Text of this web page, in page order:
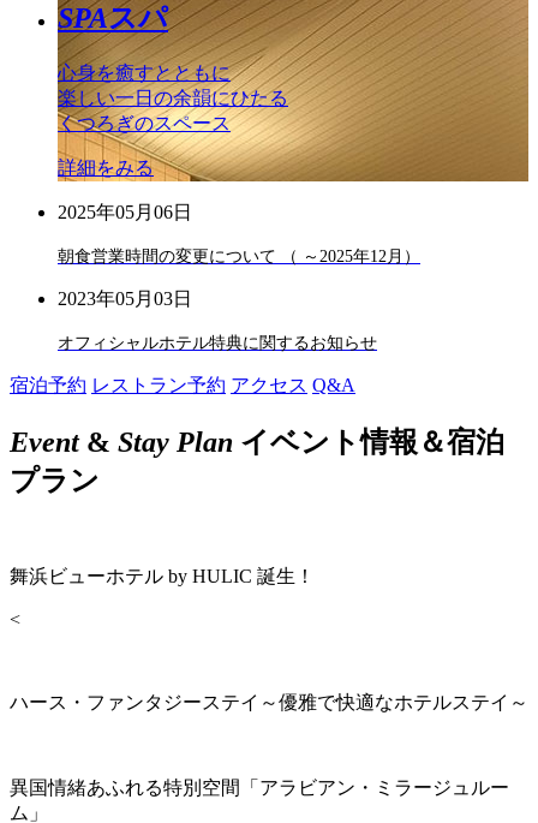
SPAスパ
心身を癒すとともに
楽しい一日の余韻にひたる
くつろぎのスペース
詳細をみる
2025年05月06日
朝食営業時間の変更について （ ～2025年12月）
2023年05月03日
オフィシャルホテル特典に関するお知らせ
宿泊予約 レストラン予約 アクセス Q&A
Event& Stay Plan イベント情報＆宿泊
プラン
舞浜ビューホテル by HULIC 誕生！
<
ハース・ファンタジーステイ～優雅で快適なホテルステイ～
異国情緒あふれる特別空間「アラビアン・ミラージュルー
ム」